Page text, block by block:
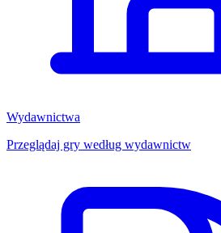
Wydawnictwa
Przeglądaj gry według wydawnictw